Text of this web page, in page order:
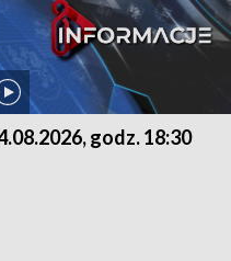
godz. 18:30